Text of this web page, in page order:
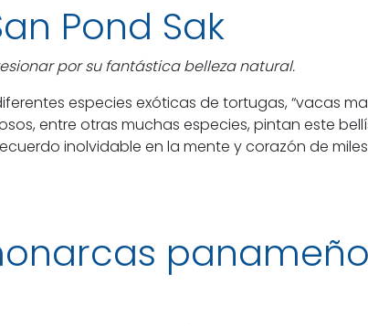
Pond Sak
por su fantástica belleza natural.
especies exóticas de tortugas, “vacas
entre otras muchas especies, pintan este
inolvidable en la mente y corazón de